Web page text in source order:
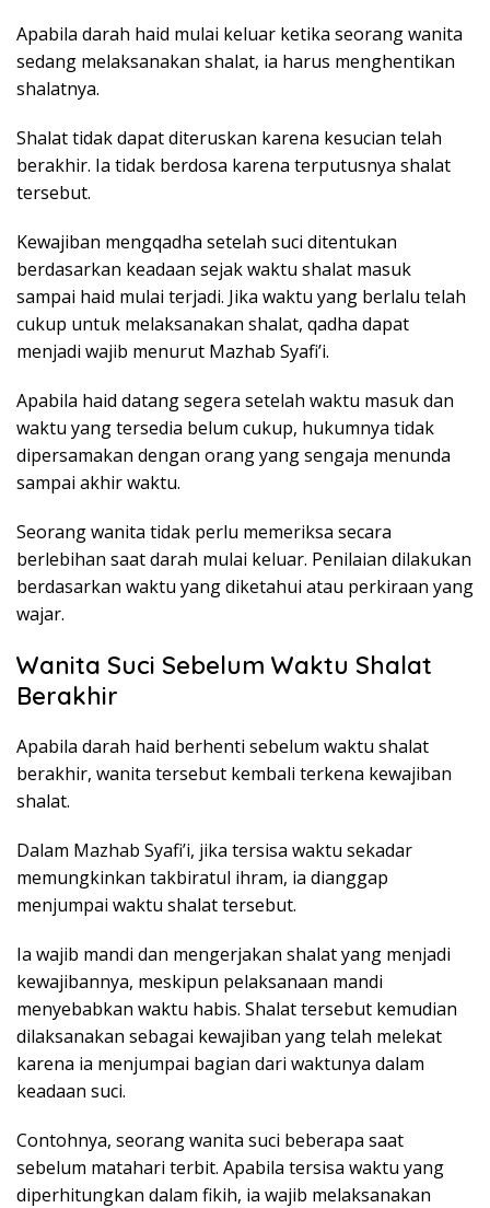
Apabila darah haid mulai keluar ketika seorang wanita
sedang melaksanakan shalat, ia harus menghentikan
shalatnya.
Shalat tidak dapat diteruskan karena kesucian telah
berakhir. Ia tidak berdosa karena terputusnya shalat
tersebut.
Kewajiban mengqadha setelah suci ditentukan
berdasarkan keadaan sejak waktu shalat masuk
sampai haid mulai terjadi. Jika waktu yang berlalu telah
cukup untuk melaksanakan shalat, qadha dapat
menjadi wajib menurut Mazhab Syafi’i.
Apabila haid datang segera setelah waktu masuk dan
waktu yang tersedia belum cukup, hukumnya tidak
dipersamakan dengan orang yang sengaja menunda
sampai akhir waktu.
Seorang wanita tidak perlu memeriksa secara
berlebihan saat darah mulai keluar. Penilaian dilakukan
berdasarkan waktu yang diketahui atau perkiraan yang
wajar.
Wanita Suci Sebelum Waktu Shalat
Berakhir
Apabila darah haid berhenti sebelum waktu shalat
berakhir, wanita tersebut kembali terkena kewajiban
shalat.
Dalam Mazhab Syafi’i, jika tersisa waktu sekadar
memungkinkan takbiratul ihram, ia dianggap
menjumpai waktu shalat tersebut.
Ia wajib mandi dan mengerjakan shalat yang menjadi
kewajibannya, meskipun pelaksanaan mandi
menyebabkan waktu habis. Shalat tersebut kemudian
dilaksanakan sebagai kewajiban yang telah melekat
karena ia menjumpai bagian dari waktunya dalam
keadaan suci.
Contohnya, seorang wanita suci beberapa saat
sebelum matahari terbit. Apabila tersisa waktu yang
diperhitungkan dalam fikih, ia wajib melaksanakan